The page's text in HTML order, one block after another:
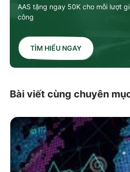
AAS tặng ngay 50K cho mỗi lượt
công
TÌM HIỂU NGAY
Bài viết cùng chuyên